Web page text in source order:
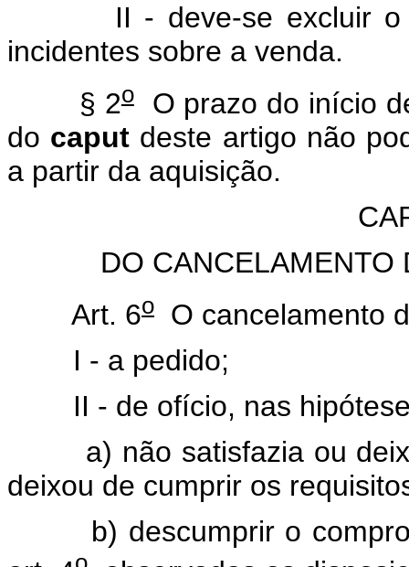
II - deve-se excluir o
incidentes sobre a venda.
§ 2oO prazo do início
do caput deste artigo não
a partir da aquisição.
DO CANCELAMENTO
Art. 6o O cancelamento
I - a pedido;
II - de ofício, nas
a) não satisfazia ou
deixou de cumprir os
b) descumprir o